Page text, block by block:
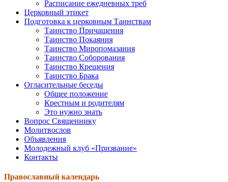
Расписание ежедневных треб
Церковный этикет
Подготовка к церковным Таинствам
Таинство Причащения
Таинство Покаяния
Таинство Миропомазания
Таинство Соборования
Таинство Крещения
Таинство Брака
Огласительные беседы
Общее положение
Крестным и родителям
Это нужно знать
Вопрос Священнику
Молитвослов
Объявления
Молодежный клуб «Призвание»
Контакты
Православный календарь